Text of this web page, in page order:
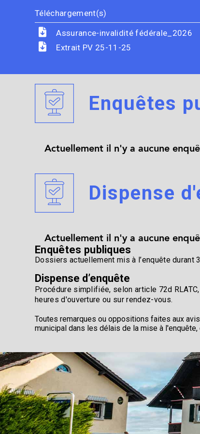
Téléchargement(s)
Assurance-invalidité fédérale_2026
Extrait PV 25-11-25
Enquêtes
Actuellement il n'y a aucune
Dispense
Actuellement il n'y a aucune
Enquêtes publiques
Dossiers actuellement mis à l’enquête
Dispense d’enquête
Procédure simplifiée, selon article 72d
heures d'ouverture ou sur rendez-vous.
Toutes remarques ou oppositions faites aux
municipal dans les délais de la mise à